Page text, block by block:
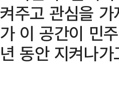
켜주고 관심을
가 이 공간이 민
년 동안 지켜나